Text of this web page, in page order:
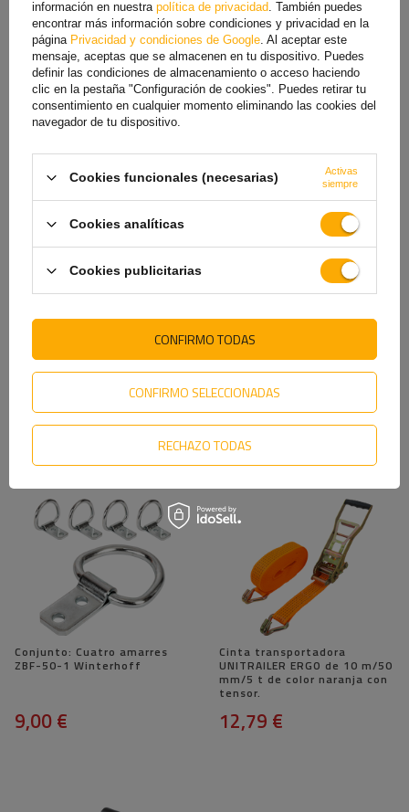
VE TAMBIÉN
Asegurar el enganche de bola
del remolque UNITRAILER
13,19 €
Cinta adhesiva reflectante
contorno blanca en
segmentos - rollo de 45 m
37,70 €
El precio más bajo del producto en
los 30 días anteriores al descuento:
Conjunto: Cuatro amarres
ZBF-50-1 Winterhoff
9,00 €
Cinta transportadora
UNITRAILER ERGO de 10 m/50
mm/5 t de color naranja con
tensor.
12,79 €
información en nuestra política de privacidad. También puedes
encontrar más información sobre condiciones y privacidad en la
página Privacidad y condiciones de Google. Al aceptar este
mensaje, aceptas que se almacenen en tu dispositivo. Puedes
definir las condiciones de almacenamiento o acceso haciendo
clic en la pestaña "Configuración de cookies". Puedes retirar tu
consentimiento en cualquier momento eliminando las cookies del
navegador de tu dispositivo.
Cookies funcionales (necesarias)
Activas
siempre
Cookies analíticas
Cookies publicitarias
CONFIRMO SELECCIONADAS
RECHAZO TODAS
CONFIRMO TODAS